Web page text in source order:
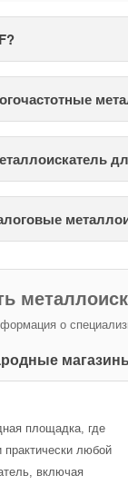
о
площадка, где
практически любой
включая